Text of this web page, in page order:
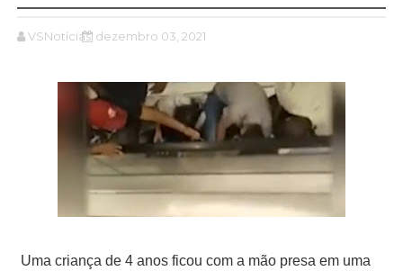
VSNotícias dezembro 03, 2021
Uma criança de 4 anos ficou com a mão presa em uma